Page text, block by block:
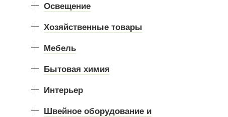
Освещение
Хозяйственные товары
Мебель
Бытовая химия
Интерьер
Швейное оборудование и